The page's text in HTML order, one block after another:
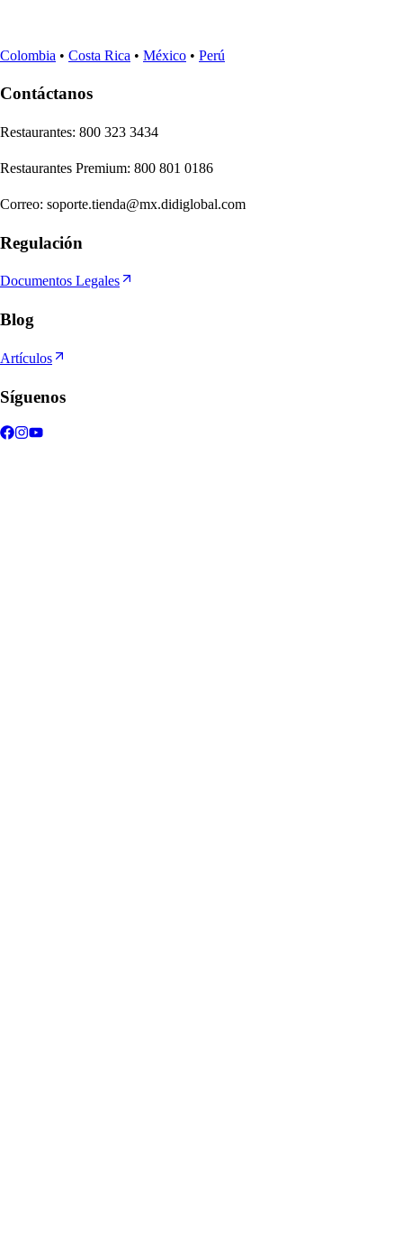
Colombia • Costa Rica • México • Perú
Contáctanos
Restaurantes: 800 323 3434
Restaurantes Premium: 800 801 0186
Correo: soporte.tienda@mx.didiglobal.com
Regulación
Documentos Legales
Blog
Artículos
Síguenos